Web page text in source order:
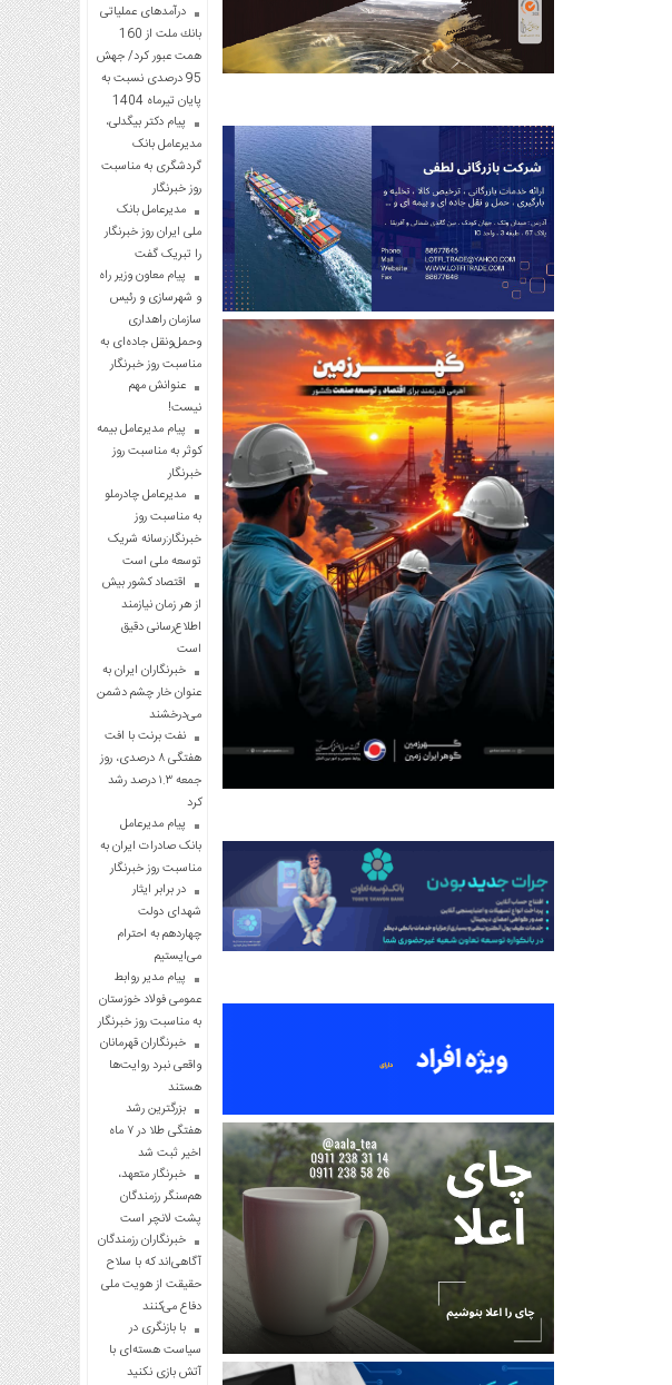
درآمدهای عملیاتی
بانك ملت از 160
همت عبور كرد/ جهش
95 درصدی نسبت به
پایان تیرماه 1404
پیام دکتر بیگدلی،
مدیرعامل بانک
گردشگری به مناسبت
روز خبرنگار
مدیرعامل بانک
ملی ایران روز خبرنگار
را تبریک گفت
پیام معاون وزیر راه
و شهرسازی و رئیس
سازمان راهداری
وحمل‌ونقل جاده‌ای به
مناسبت روز خبرنگار
عنوانش مهم
نیست!
پیام مدیرعامل بیمه
کوثر به مناسبت روز
خبرنگار
مدیرعامل چادرملو
به مناسبت روز
خبرنگار:رسانه شریک
توسعه ملی است
اقتصاد کشور بیش
از هر زمان نیازمند
اطلاع‌رسانی دقیق
است
خبرنگاران ایران به
عنوان خار چشم دشمن
می‌درخشند
نفت برنت با افت
هفتگی ۸ درصدی، روز
جمعه ۱.۳ درصد رشد
کرد
پیام مدیرعامل
بانک صادرات ایران به
مناسبت روز خبرنگار
در برابر ایثار
شهدای دولت
چهاردهم به احترام
می‌ایستیم
پیام مدیر روابط
عمومی فولاد خوزستان
به مناسبت روز خبرنگار
خبرنگاران قهرمانان
واقعی نبرد روایت‌ها
هستند
بزرگترین رشد
هفتگی طلا در ۷ ماه
اخیر ثبت شد
خبرنگار متعهد،
هم‌سنگر رزمندگان
پشت لانچر است
خبرنگاران رزمندگان
آگاهی‌اند که با سلاح
حقیقت از هویت ملی
دفاع می‌کنند
با بازنگری در
سیاست هسته‌ای با
آتش بازی نکنید